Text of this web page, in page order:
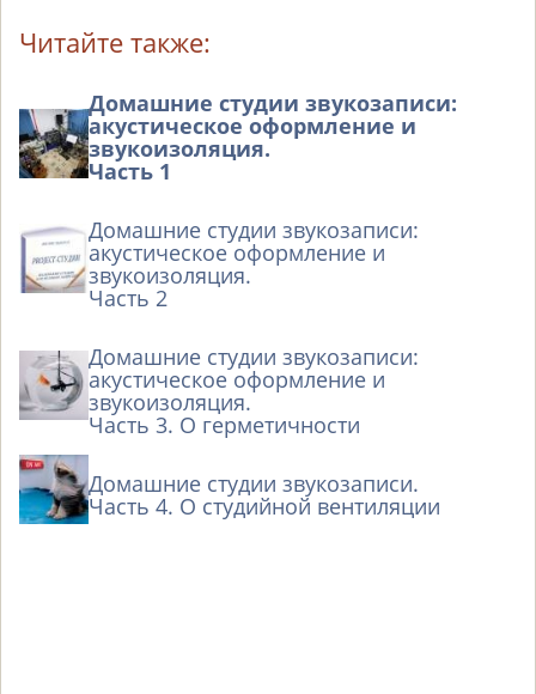
Читайте также:
Домашние студии звукозаписи:
акустическое оформление и
звукоизоляция.
Часть 1
Домашние студии звукозаписи:
акустическое оформление и
звукоизоляция.
Часть 2
Домашние студии звукозаписи:
акустическое оформление и
звукоизоляция.
Часть 3. О герметичности
Домашние студии звукозаписи.
Часть 4. О студийной вентиляции